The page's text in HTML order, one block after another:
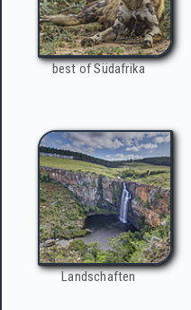
best of Südafrika
Landschaften